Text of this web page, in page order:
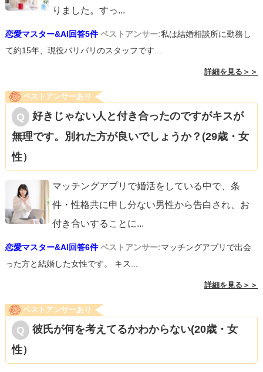
りました。すっ...
恋愛マスター&AI回答5件 ベストアンサー:私は結婚相談所に勤務し
て約15年、現役バリバリのスタッフです...
詳細を見る＞＞
ベストアンサーあり
好きじゃない人と付き合ったのですがキスが
無理です。別れた方が良いでしょうか？(29歳・女
性）
マッチングアプリで婚活をしている中で、条
件・性格共に申し分ない男性から告白され、お
付き合いすることに...
恋愛マスター&AI回答6件 ベストアンサー:マッチングアプリで出会
った方と結婚した女性です。 キス...
詳細を見る＞＞
ベストアンサーあり
彼氏が何を考えてるかわからない(20歳・女
性）